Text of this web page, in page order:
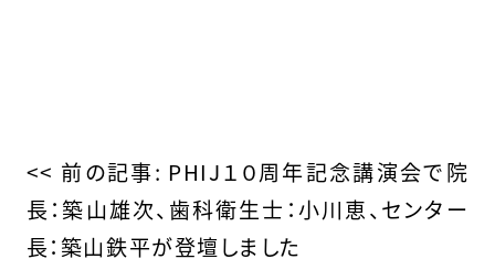
の
他
<< 前の記事: PHIJ１０周年記念講演会で院
長：築山雄次、歯科衛生士：小川恵、センター
長：築山鉄平が登壇しました